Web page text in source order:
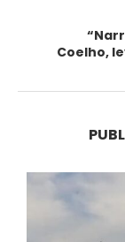
Coelho,